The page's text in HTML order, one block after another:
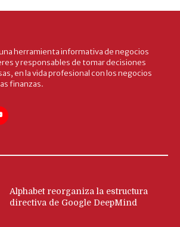
herramienta informativa de negocios
y responsables de tomar decisiones
en la vida profesional con los negocios
finanzas.
Alphabet reorganiza la estructura
directiva de Google DeepMind